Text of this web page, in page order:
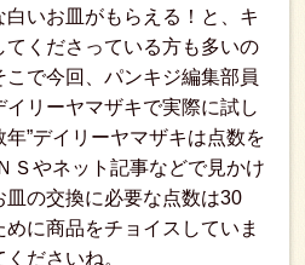
いお皿がもらえる！と、キ
てくださっている方も多いの
で今回、パンキジ編集部員
リーヤマザキで実際に試し
”デイリーヤマザキは点数を
Ｓやネット記事などで見かけ
皿の交換に必要な点数は30
に商品をチョイスしていま
ださいね。